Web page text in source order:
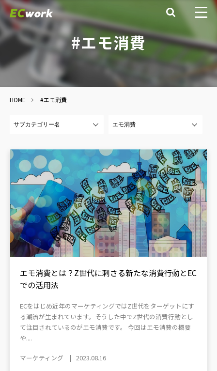

#エモ消費
HOME #エモ消費
エモ消費とは？Z世代に刺さる新たな消費行動とEC
での活用法
ECをはじめ近年のマーケティングではZ世代をターゲットにす
る潮流が生まれています。そうした中でZ世代の消費行動とし
て注目されているのがエモ消費です。 今回はエモ消費の概要
や....
マーケティング 2023.08.16